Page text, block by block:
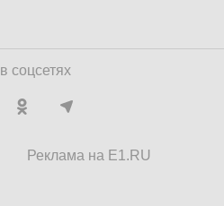
соцсетях
Реклама на E1.RU